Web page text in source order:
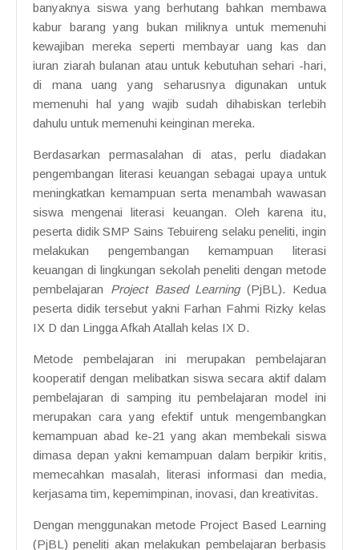
banyaknya siswa yang berhutang bahkan membawa
kabur barang yang bukan miliknya untuk memenuhi
kewajiban mereka seperti membayar uang kas dan
iuran ziarah bulanan atau untuk kebutuhan sehari -hari,
di mana uang yang seharusnya digunakan untuk
memenuhi hal yang wajib sudah dihabiskan terlebih
dahulu untuk memenuhi keinginan mereka.
Berdasarkan permasalahan di atas, perlu diadakan
pengembangan literasi keuangan sebagai upaya untuk
meningkatkan kemampuan serta menambah wawasan
siswa mengenai literasi keuangan. Oleh karena itu,
peserta didik SMP Sains Tebuireng selaku peneliti, ingin
melakukan pengembangan kemampuan literasi
keuangan di lingkungan sekolah peneliti dengan metode
pembelajaran Project Based Learning(PjBL). Kedua
peserta didik tersebut yakni Farhan Fahmi Rizky kelas
IX D dan Lingga Afkah Atallah kelas IX D.
Metode pembelajaran ini merupakan pembelajaran
kooperatif dengan melibatkan siswa secara aktif dalam
pembelajaran di samping itu pembelajaran model ini
merupakan cara yang efektif untuk mengembangkan
kemampuan abad ke-21 yang akan membekali siswa
dimasa depan yakni kemampuan dalam berpikir kritis,
memecahkan masalah, literasi informasi dan media,
kerjasama tim, kepemimpinan, inovasi, dan kreativitas.
Dengan menggunakan metode Project Based Learning
(PjBL) peneliti akan melakukan pembelajaran berbasis